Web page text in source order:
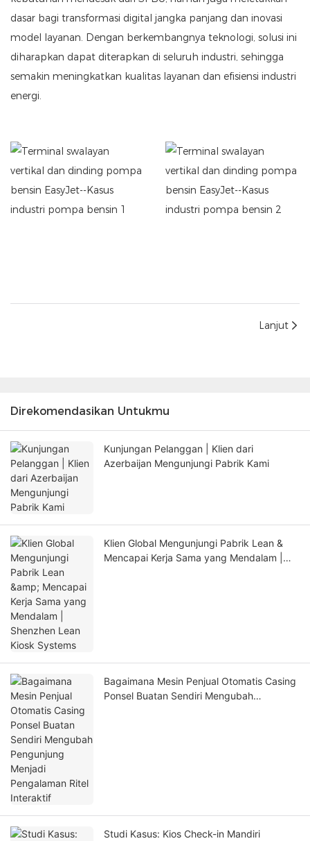
dasar bagi transformasi digital jangka panjang dan inovasi
model layanan. Dengan berkembangnya teknologi, solusi ini
diharapkan dapat diterapkan di seluruh industri, sehingga
semakin meningkatkan kualitas layanan dan efisiensi industri
energi.
Lanjut
Direkomendasikan Untukmu
Kunjungan Pelanggan | Klien dari
Azerbaijan Mengunjungi Pabrik Kami
Klien Global Mengunjungi Pabrik Lean &
Mencapai Kerja Sama yang Mendalam |
Bagaimana Mesin Penjual Otomatis Casing
Ponsel Buatan Sendiri Mengubah
Studi Kasus: Kios Check-in Mandiri